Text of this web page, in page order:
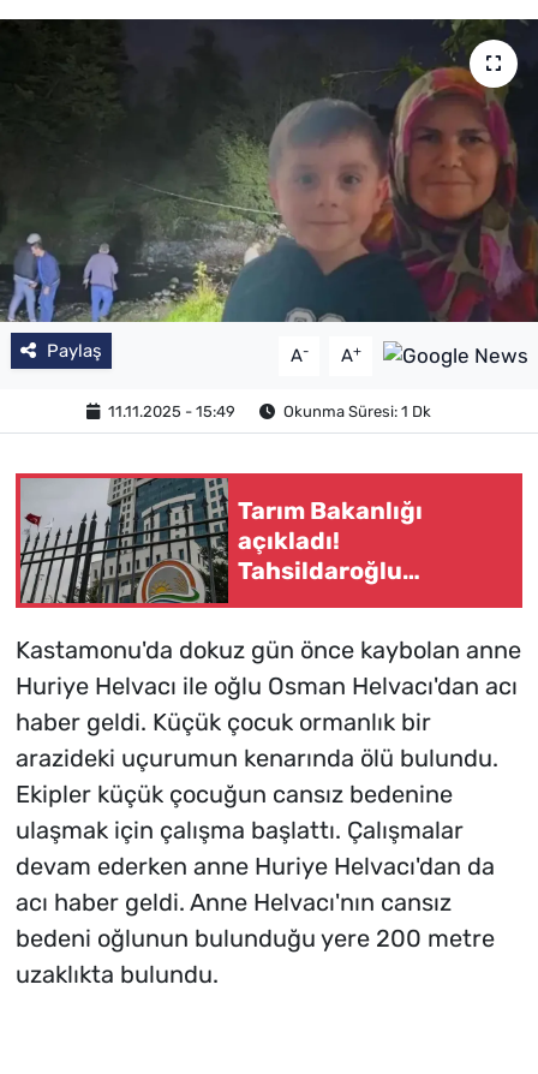
Paylaş A- A+
11.11.2025 - 15:49 Okunma Süresi: 1 Dk
Tarım Bakanlığı
açıkladı!
Tahsildaroğlu
Kastamonu'da dokuz gün önce kaybolan anne
Huriye Helvacı ile oğlu Osman Helvacı'dan acı
haber geldi. Küçük çocuk ormanlık bir
arazideki uçurumun kenarında ölü bulundu.
Ekipler küçük çocuğun cansız bedenine
ulaşmak için çalışma başlattı. Çalışmalar
devam ederken anne Huriye Helvacı'dan da
acı haber geldi. Anne Helvacı'nın cansız
bedeni oğlunun bulunduğu yere 200 metre
uzaklıkta bulundu.